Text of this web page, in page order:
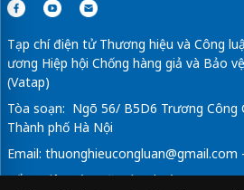
Tạp chí điện tử Thương hiệu và Công
ương Hiệp hội Chống hàng giả và Bảo
(Vatap)
Tòa soạn: Ngõ 56/ B5D6 Trương Công
Thành phố Hà Nội
Email: thuonghieucongluan@gmail.com
Tổng Biên Tập: Vũ Đức Thuận